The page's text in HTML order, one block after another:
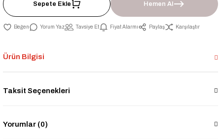
Sepete Ekle Hemen Al
Yorum Yaz Tavsiye Et Fiyat Alarmı Paylaş Karşılaştır
Ürün Bilgisi
Taksit Seçenekleri
Yorumlar (0)